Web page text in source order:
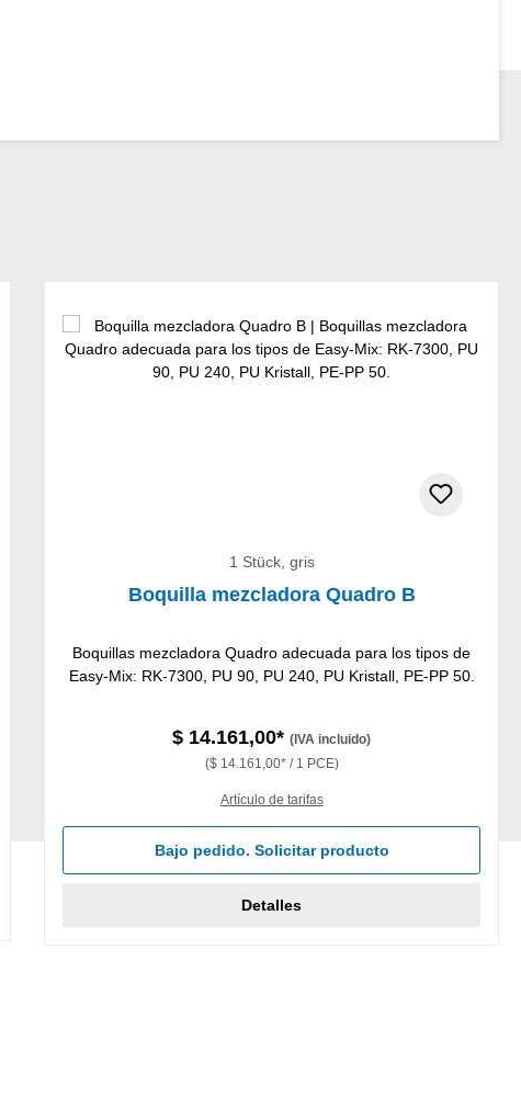
1 Stück, gris
Boquilla mezcladora Quadro B
Boquillas mezcladora Quadro adecuada para los tipos de
Easy-Mix: RK-7300, PU 90, PU 240, PU Kristall, PE-PP 50.
$ 14.161,00*(IVA incluido)
($ 14.161,00* / 1 PCE)
Artículo de tarifas
Bajo pedido. Solicitar producto
Detalles